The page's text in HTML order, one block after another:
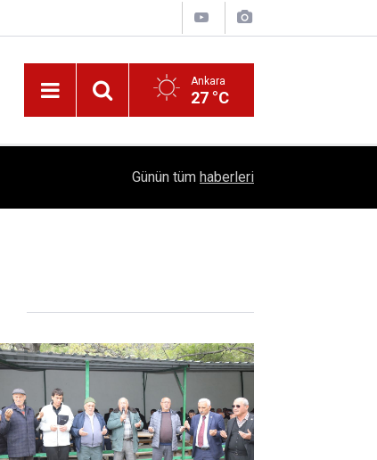
Ankara
27 °C
1504 Kep, Tek Bir Hedef: Bilim Kenti Çubuk
Günün tüm haberleri